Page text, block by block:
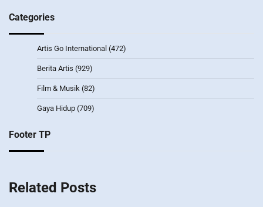
Categories
Artis Go International (472)
Berita Artis (929)
Film & Musik (82)
Gaya Hidup (709)
Footer TP
Related Posts